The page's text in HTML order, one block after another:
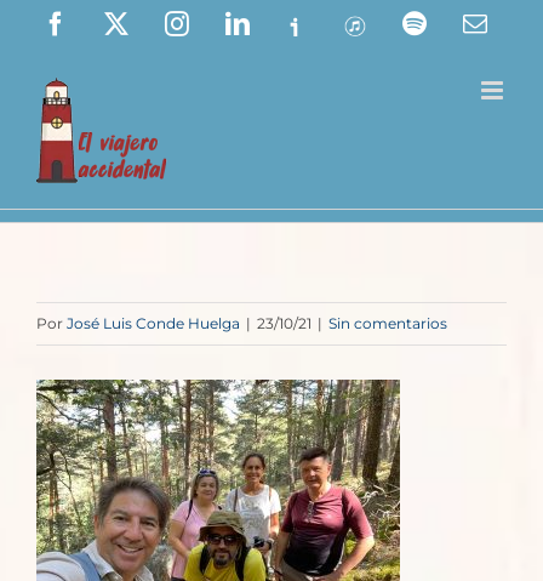
Saltar
contenido
Facebook InstagramLinkedIn
Ivoox ITunes Spotify
Por José Luis Conde Huelga | 23/10/21 | Sin comentarios